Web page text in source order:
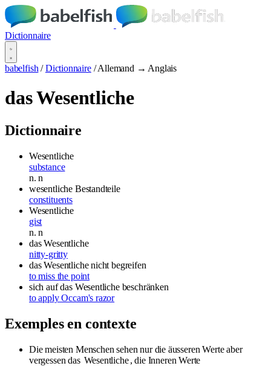
Dictionnaire
babelfish / Dictionnaire / Allemand → Anglais
das Wesentliche
Dictionnaire
Wesentliche
substance
n.n
wesentliche Bestandteile
constituents
Wesentliche
gist
n.n
das Wesentliche
nitty-gritty
das Wesentliche nicht begreifen
to miss the point
sich auf das Wesentliche beschränken
to apply Occam's razor
Exemples en contexte
Die meisten Menschen sehen nur die äusseren Werte aber
vergessen das Wesentliche, die Inneren Werte